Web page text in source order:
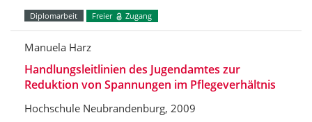
Diplomarbeit Freier Zugang
Manuela Harz
Handlungsleitlinien des Jugendamtes zur
Reduktion von Spannungen im Pflegeverhältnis
Hochschule Neubrandenburg, 2009